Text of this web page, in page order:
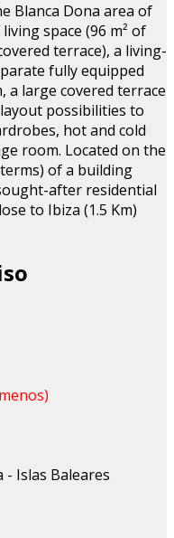
Blanca Dona area of
space (96 m² of
terrace), a living-
fully equipped
a large covered terrace
possibilities to
hot and cold
room. Located on the
of a building
after residential
to Ibiza (1.5 Km)
- Islas Baleares